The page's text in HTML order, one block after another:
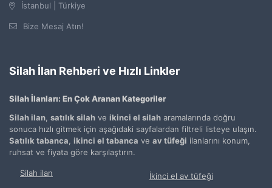
İstanbul | Türkiye
Bize Mesaj Atın!
Silah İlan Rehberi ve Hızlı Linkler
Silah İlanları: En Çok Aranan Kategoriler
Silah ilan, satılık silah ve ikinci el silah aramalarında doğru
sonuca hızlı gitmek için aşağıdaki sayfalardan filtreli listeye ulaşın.
Satılık tabanca, ikinci el tabanca ve av tüfeği ilanlarını konum,
ruhsat ve fiyata göre karşılaştırın.
Silah ilan İkinci el av tüfeği